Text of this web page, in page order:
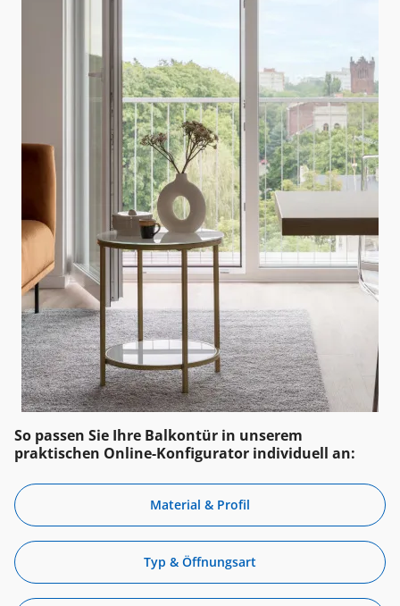
So passen Sie Ihre Balkontür in unserem
praktischen Online-Konfigurator individuell an:
Material & Profil
Typ & Öffnungsart